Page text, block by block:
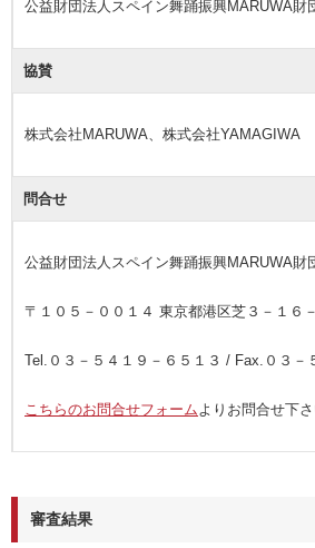
公益財団法人スペイン舞踊振興MARUWA財
協賛
株式会社MARUWA、株式会社YAMAGIWA
問合せ
公益財団法人スペイン舞踊振興MARUWA財
〒１０５－００１４ 東京都港区芝３－１６
Tel.０３－５４１９－６５１３ / Fax.０３－
こちらのお問合せフォームよりお問合せ下さ
審査結果